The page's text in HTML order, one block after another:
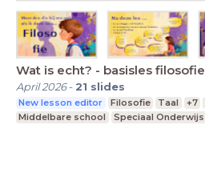
Wat is echt? - basisles filosofie
April 2026- 21 slides
New lesson editor Filosofie Taal +7
Middelbare school
Speciaal Onderwijs